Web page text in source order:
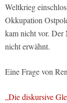
Weltkrieg
Okkupation
kam nicht vor.
nicht erwähnt.
Eine Frage von
„Die diskursive